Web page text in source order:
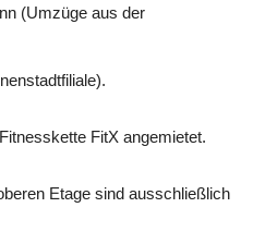
(Umzüge aus der
FitX angemietet.
Etage sind ausschließlich